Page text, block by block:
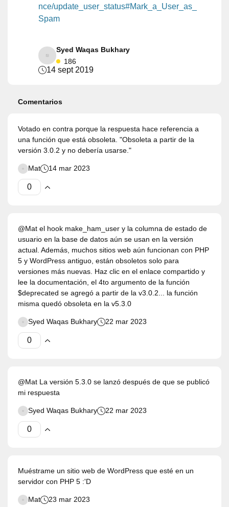
nce/update_user_status#Mark_a_User_as_
Spam
Syed Waqas Bukhary
186
14 sept 2019
Comentarios
Votado en contra porque la respuesta hace referencia a
una función que está obsoleta. "Obsoleta a partir de la
versión 3.0.2 y no debería usarse."
Mat 14 mar 2023
@Mat el hook make_ham_user y la columna de estado de
usuario en la base de datos aún se usan en la versión
actual. Además, muchos sitios web aún funcionan con PHP
5 y WordPress antiguo, están obsoletos solo para
versiones más nuevas. Haz clic en el enlace compartido y
lee la documentación, el 4to argumento de la función
$deprecated se agregó a partir de la v3.0.2... la función
misma quedó obsoleta en la v5.3.0
Syed Waqas Bukhary 22 mar 2023
@Mat La versión 5.3.0 se lanzó después de que se publicó
mi respuesta
Syed Waqas Bukhary 22 mar 2023
Muéstrame un sitio web de WordPress que esté en un
servidor con PHP 5 :'D
Mat 23 mar 2023